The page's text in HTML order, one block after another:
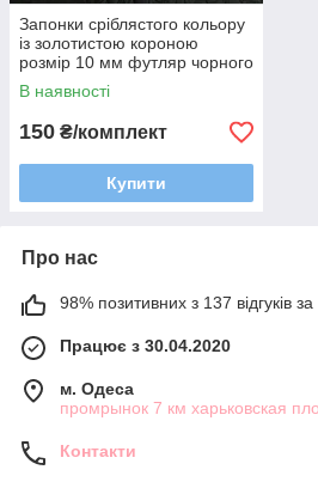
Запонки сріблястого кольору
із золотистою короною
розмір 10 мм футляр чорного
кольору
В наявності
150 ₴/комплект
Купити
Про нас
98% позитивних з 137 відгуків за
Працює з 30.04.2020
м. Одеса
промрынок 7 км харьковская
Контакти